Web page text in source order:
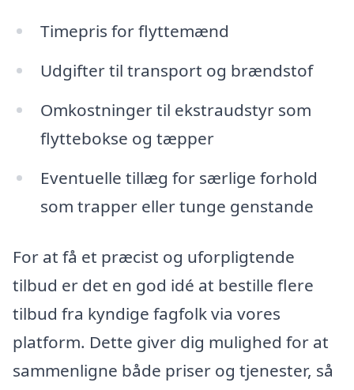
Timepris for flyttemænd
Udgifter til transport og brændstof
Omkostninger til ekstraudstyr som
flyttebokse og tæpper
Eventuelle tillæg for særlige forhold
som trapper eller tunge genstande
For at få et præcist og uforpligtende
tilbud er det en god idé at bestille flere
tilbud fra kyndige fagfolk via vores
platform. Dette giver dig mulighed for at
sammenligne både priser og tjenester, så